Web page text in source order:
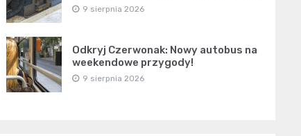
9 sierpnia 2026
Odkryj Czerwonak: Nowy autobus na
weekendowe przygody!
9 sierpnia 2026